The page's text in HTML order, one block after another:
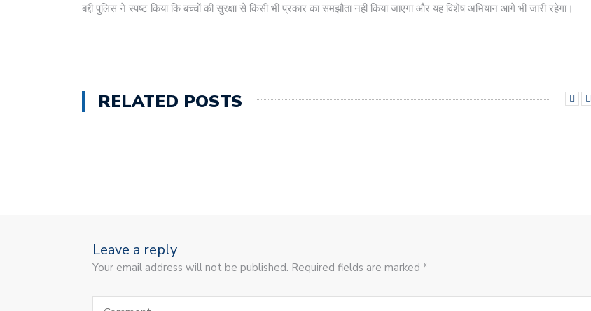
बद्दी पुलिस ने स्पष्ट किया कि बच्चों की सुरक्षा से किसी भी प्रकार का समझौता नहीं किया जाएगा और यह विशेष अभियान आगे भी जारी रहेगा।
RELATED POSTS
Leave a reply
Your email address will not be published. Required fields are marked *